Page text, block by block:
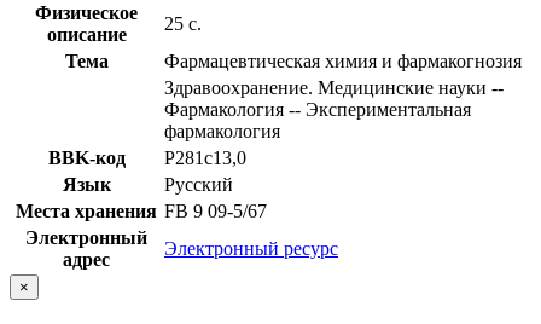
Физическое
описание
25 с.
Тема
Фармацевтическая химия и фармакогнозия
Здравоохранение. Медицинские науки --
Фармакология -- Экспериментальная
фармакология
BBK-код
Р281с13,0
Язык
Русский
Места хранения FB 9 09-5/67
Электронный
адрес
Электронный ресурс
×